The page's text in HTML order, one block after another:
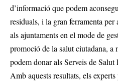
d’informació que podem
residuals, i la gran ferramenta per
als ajuntaments en el mode de
promoció de la salut ciutadana, a
podem donar als Serveis de
Amb aquests resultats, els